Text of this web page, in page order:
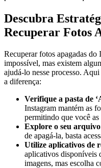
Descubra
⁢Recuperar Fotos
Recuperar fotos apagadas‍ do
impossível, mas existem
ajudá-lo nesse processo.
a diferença:
Verifique ⁣a pasta de
Instagram mantém​ as
permitindo que você
Explore o seu arquivo
de apagá-la, basta
Utilize aplicativos de
aplicativos disponíveis
imagens, mas escolha